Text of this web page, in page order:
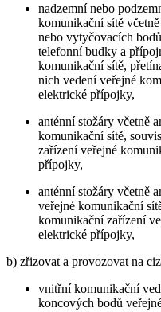
nadzemní nebo
komunikační sítě
nebo vytyčovacích
telefonní budky a
komunikační sítě,
nich vedení veřejné
elektrické přípojky,
anténní stožáry včetně
komunikační sítě,
zařízení veřejné
přípojky,
anténní stožáry včetně
veřejné komunikační
komunikační zařízení
elektrické přípojky,
b) zřizovat a provozovat na
vnitřní komunikační
koncových bodů